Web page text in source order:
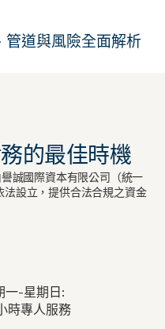
管道與風險全面解析
的最佳時機
誠國際資本有限公司（統一
設立，提供合法合規之資金
一-星期日:
時專人服務